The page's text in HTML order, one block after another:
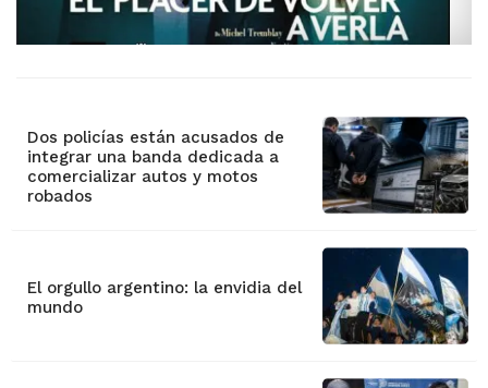
Dos policías están acusados de
integrar una banda dedicada a
comercializar autos y motos
robados
El orgullo argentino: la envidia del
mundo